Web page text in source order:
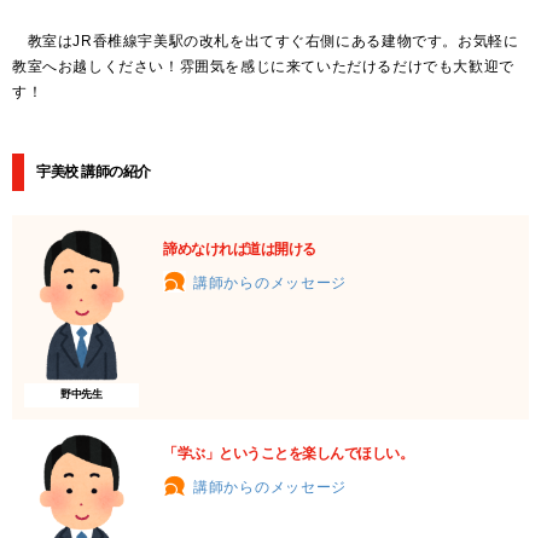
教室はJR香椎線宇美駅の改札を出てすぐ右側にある建物です。お気軽に
教室へお越しください！雰囲気を感じに来ていただけるだけでも大歓迎で
す！
宇美校 講師の紹介
野中先生
諦めなければ道は開ける
講師からのメッセージ
「学ぶ」ということを楽しんでほしい。
講師からのメッセージ